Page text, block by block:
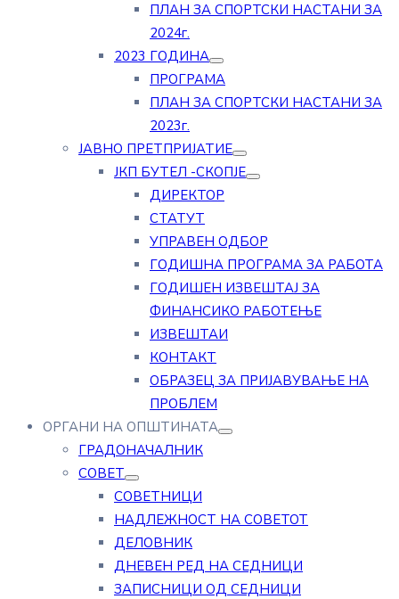
ПЛАН ЗА СПОРТСКИ НАСТАНИ ЗА
2024г.
2023 ГОДИНА
ПРОГРАМА
ПЛАН ЗА СПОРТСКИ НАСТАНИ ЗА
2023г.
ЈАВНО ПРЕТПРИЈАТИЕ
ЈКП БУТЕЛ -СКОПЈЕ
ДИРЕКТОР
СТАТУТ
УПРАВЕН ОДБОР
ГОДИШНА ПРОГРАМА ЗА РАБОТА
ГОДИШЕН ИЗВЕШТАЈ ЗА
ФИНАНСИКО РАБОТЕЊЕ
ИЗВЕШТАИ
КОНТАКТ
ОБРАЗЕЦ ЗА ПРИЈАВУВАЊЕ НА
ПРОБЛЕМ
ОРГАНИ НА ОПШТИНАТА
ГРАДОНАЧАЛНИК
СОВЕТ
СОВЕТНИЦИ
НАДЛЕЖНОСТ НА СОВЕТОТ
ДЕЛОВНИК
ДНЕВЕН РЕД НА СЕДНИЦИ
ЗАПИСНИЦИ ОД СЕДНИЦИ